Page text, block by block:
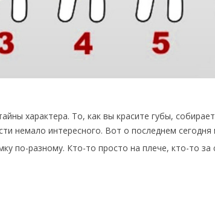
характера. То, как вы красите губы,
немало интересного. Вот о последнем
по-разному. Кто-то просто на плече, кто-то за